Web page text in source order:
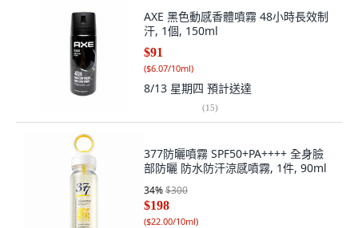
AXE 黑色動感香體噴霧 48小時長效制
汗, 1個, 150ml
$91
($6.07/10ml)
8/13 星期四 預計送達
(15)
377防曬噴霧 SPF50+PA++++ 全身臉
部防曬 防水防汗涼感噴霧, 1件, 90ml
34%$300
$198
($22.00/10ml)